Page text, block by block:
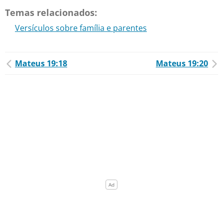
Temas relacionados:
Versículos sobre família e parentes
Mateus 19:18 Mateus 19:20